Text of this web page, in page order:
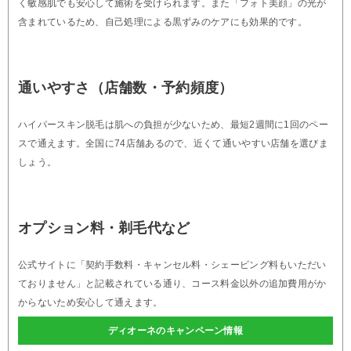
く敏感肌でも安心して施術を受けられます。また「フォト美顔」の光が
含まれているため、自己処理による黒ずみのケアにも効果的です。
通いやすさ（店舗数・予約頻度）
ハイパースキン脱毛は肌への負担が少ないため、最短2週間に1回のペー
スで通えます。全国に74店舗あるので、近くて通いやすい店舗を選びま
しょう。
オプション料・剃毛代など
公式サイトに「契約手数料・キャンセル料・シェービング料もいただい
ておりません」と記載されている通り、コース料金以外の追加費用がか
からないため安心して通えます。
ディオーネのキャンペーン情報